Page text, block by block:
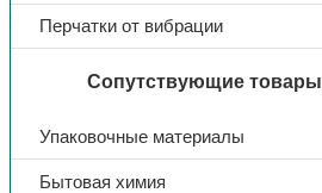
Перчатки от вибрации
Сопутствующие товары
Упаковочные материалы
Бытовая химия
ветрозащитой
Тип Куртка
Название Премиум